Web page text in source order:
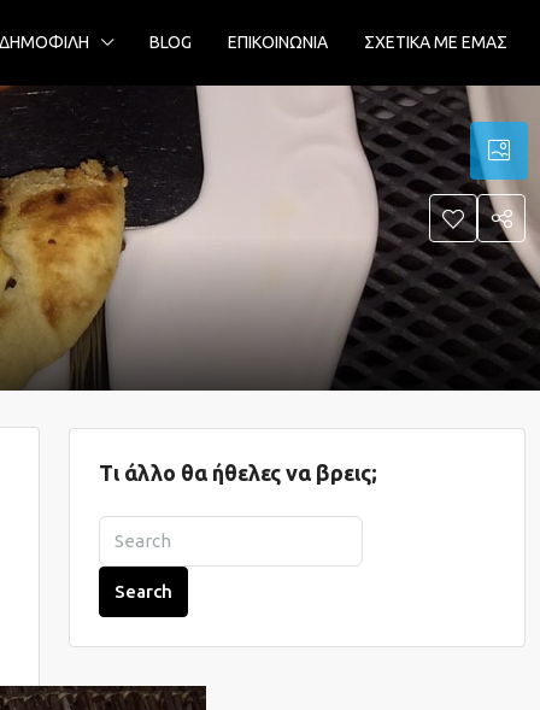
ΔΗΜΟΦΙΛΗ BLOG ΕΠΙΚΟΙΝΩΝΙΑ ΣΧΕΤΙΚΑ ΜΕ ΕΜΑΣ
Τι άλλο θα ήθελες να βρεις;
Search